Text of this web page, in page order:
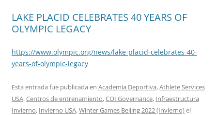
LAKE PLACID CELEBRATES 40 YEARS OF
OLYMPIC LEGACY
https://www.olympic.org/news/lake-placid-celebrates-40-
years-of-olympic-legacy
Esta entrada fue publicada en Academia Deportiva,Athlete Services
USA,Centros de entrenamiento,COI Governance, Infraestructura
Invierno, Invierno USA,Winter Games Beijing 2022 (Invierno)el